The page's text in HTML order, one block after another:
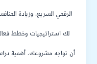
الرقمي السريع، وزيادة
لك استراتيجيات وخطط
أن تواجه مشروعك. أهمية